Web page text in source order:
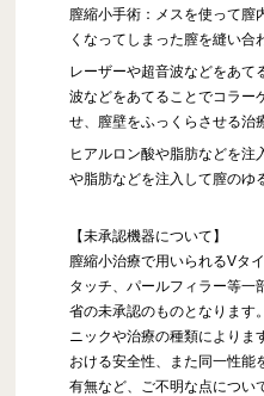
膣縮小手術：メスを使って膣
くなってしまった膣を縫い合
レーザーや超音波などをあて
波などをあてることでコラー
せ、膣壁をふっくらさせる治
ヒアルロン酸や脂肪などを注
や脂肪などを注入して膣のゆ
【未承認機器について】
膣縮小治療で用いられるVタ
タッチ、パールフィラー等一
省の未承認のものとなります
ニックや治療の種類によりま
おける安全性、また同一性能
有無など、ご不明な点につい